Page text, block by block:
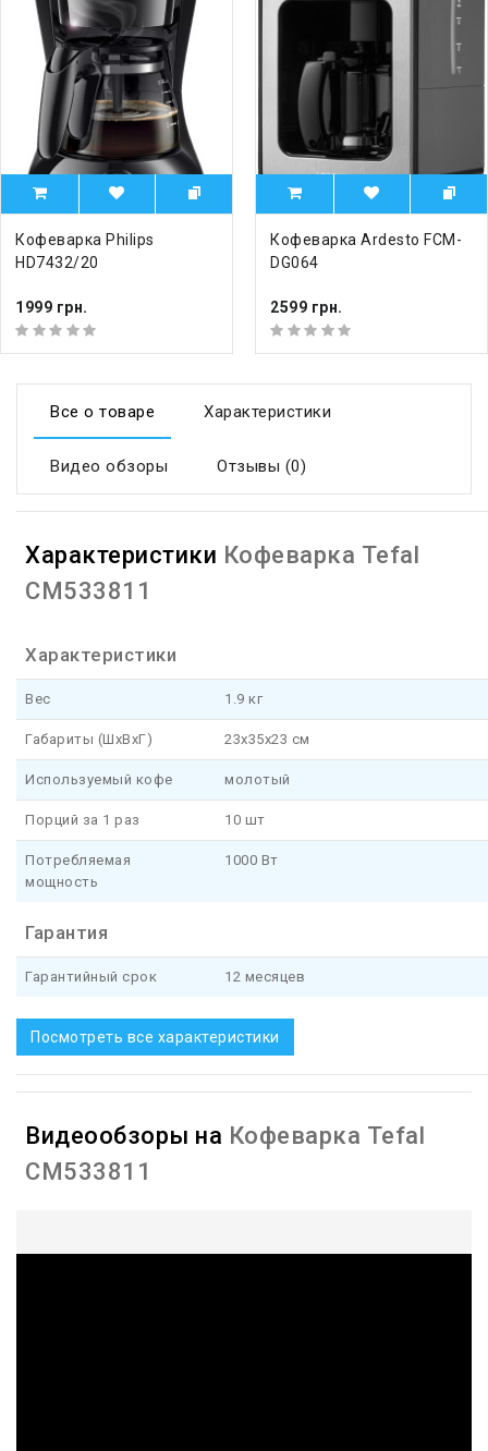
Кофеварка Philips
HD7432/20
1999 грн.
Кофеварка Ardesto FCM-
DG064
2599 грн.
Все о товаре Характеристики
Видео обзоры Отзывы (0)
Характеристики Кофеварка Tefal
CM533811
Характеристики
Вес 1.9 кг
Габариты (ШхВхГ) 23x35x23 см
Используемый кофе молотый
Порций за 1 раз 10 шт
Потребляемая
мощность
1000 Вт
Гарантия
Гарантийный срок 12 месяцев
Посмотреть все характеристики
Видеообзоры на Кофеварка Tefal
CM533811